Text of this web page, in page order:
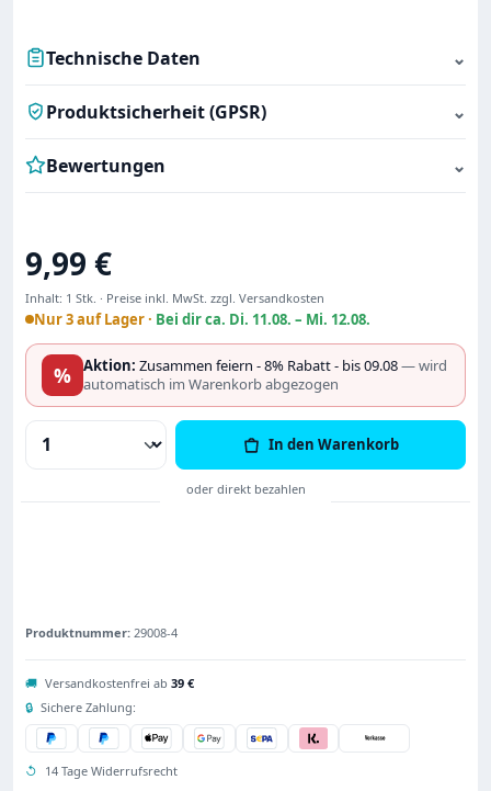
Technische Daten ⌄
Produktsicherheit (GPSR) ⌄
Bewertungen ⌄
Regulärer Preis:
9,99 €
Inhalt: 1 Stk. · Preise inkl. MwSt. zzgl. Versandkosten
Nur 3 auf Lager · Bei dir ca. Di. 11.08. – Mi. 12.08.
% Aktion: Zusammen feiern - 8% Rabatt - bis 09.08— wird
automatisch im Warenkorb abgezogen
Produkt Anzahl: Gib den gewünschten
In den Warenkorb
Produktnummer: 29008-4
🚚 Versandkostenfrei ab 39 €
🔒 Sichere Zahlung:
↺ 14 Tage Widerrufsrecht